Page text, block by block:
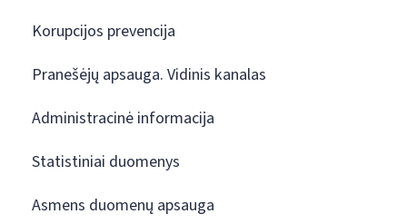
Korupcijos prevencija
Pranešėjų apsauga. Vidinis kanalas
Administracinė informacija
Statistiniai duomenys
Asmens duomenų apsauga